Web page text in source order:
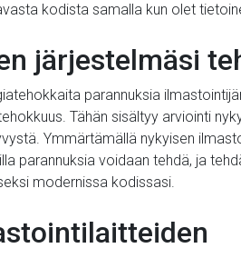
kodista samalla kun olet
järjestelmäsi
parannuksia
Tähän sisältyy arviointi
Ymmärtämällä nykyisen
parannuksia voidaan tehdä, ja
modernissa kodissasi.